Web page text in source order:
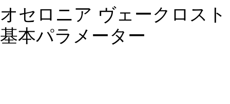
オセロニア ヴェークロスト
基本パラメーター